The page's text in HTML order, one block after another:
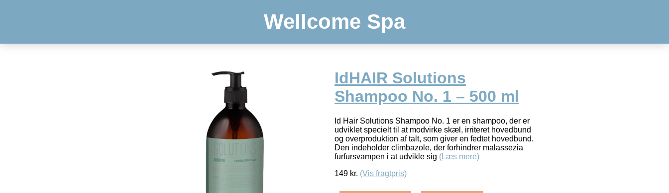
Wellcome Spa
IdHAIR Solutions
Shampoo No. 1 – 500 ml
Id Hair Solutions Shampoo No. 1 er en shampoo, der er
udviklet specielt til at modvirke skæl, irriteret hovedbund
og overproduktion af talt, som giver en fedtet hovedbund.
Den indeholder climbazole, der forhindrer malassezia
furfursvampen i at udvikle sig (Læs mere)
149 kr. (Vis fragtpris)